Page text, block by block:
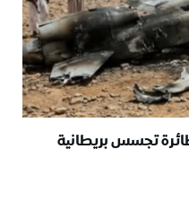
تجسس بريطانية